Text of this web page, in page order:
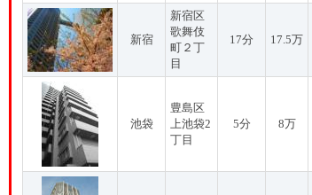
新宿
新宿区
歌舞伎
町２丁
目
17分 17.5万
池袋
豊島区
上池袋2
丁目
5分 8万